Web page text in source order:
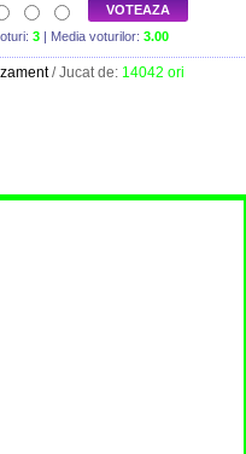
VOTEAZA
3 | Media voturilor: 3.00
/ Jucat de: 14042 ori